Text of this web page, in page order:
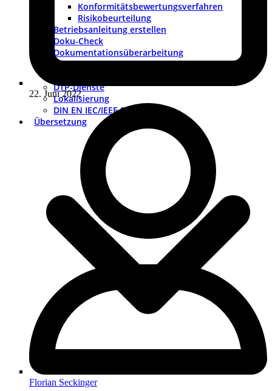
Konformitätsbewertungsverfahren
Risikobeurteilung
Betriebsanleitung erstellen
Doku-Check
Dokumentationsüberarbeitung
Produkthaftung USA
DTP-Dienste
Lokalisierung
DIN EN IEC/IEEE 82079-1
Übersetzung
22. Juni 2022
Florian Seckinger